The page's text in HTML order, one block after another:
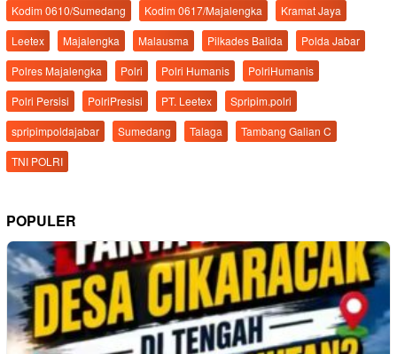
Kodim 0610/Sumedang
Kodim 0617/Majalengka
Kramat Jaya
Leetex
Majalengka Malausma Pilkades Balida
Polda Jabar
Polres Majalengka
Polri Polri Humanis
PolriHumanis
Polri Persisi
PolriPresisi PT. Leetex
Spripim.polri
spripimpoldajabar
Sumedang Talaga
Tambang Galian C
TNI POLRI
POPULER